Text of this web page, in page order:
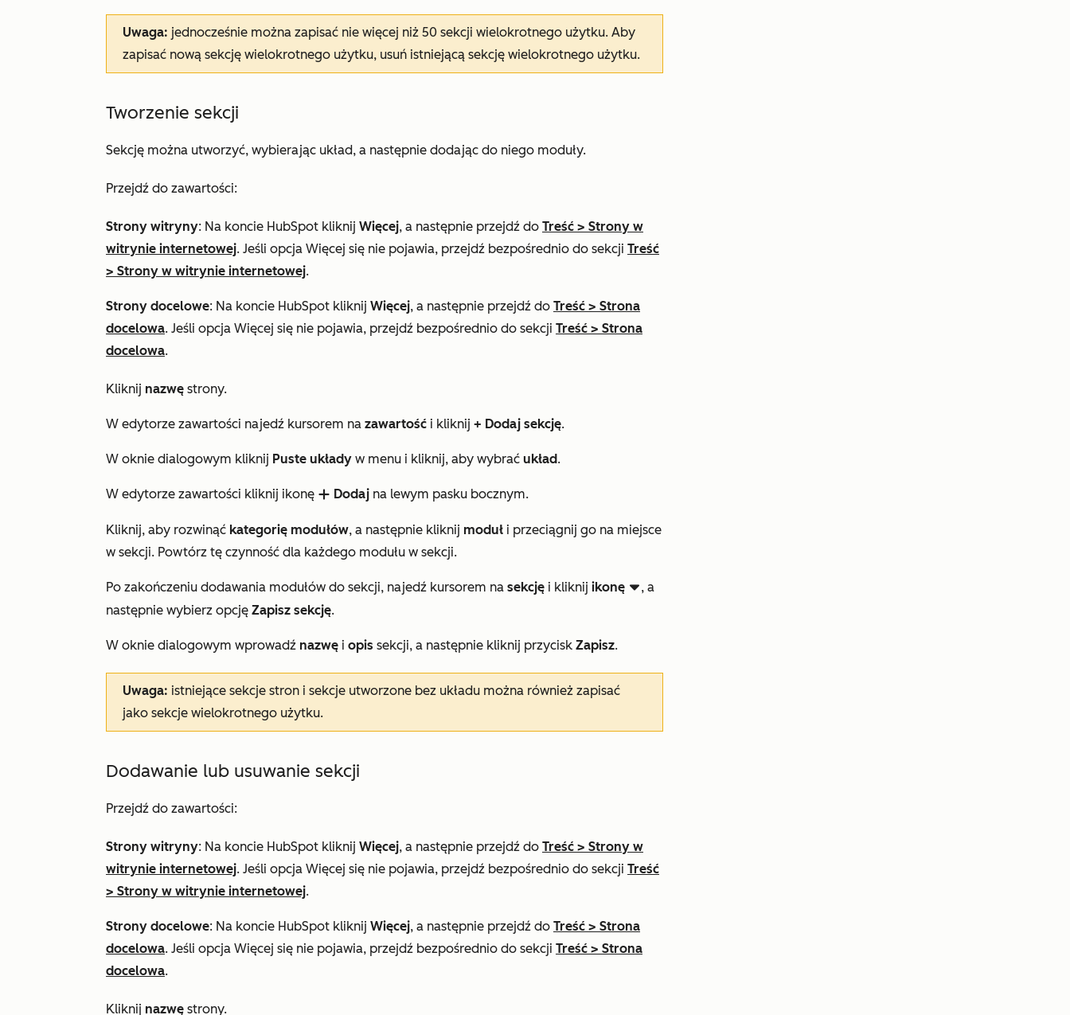
Uwaga: jednocześnie można zapisać nie więcej niż 50 sekcji wielokrotnego użytku. Aby
zapisać nową sekcję wielokrotnego użytku, usuń istniejącą sekcję wielokrotnego użytku.
Tworzenie sekcji
Sekcję można utworzyć, wybierając układ, a następnie dodając do niego moduły.
Przejdź do zawartości:
Strony witryny: Na koncie HubSpot kliknij Więcej, a następnie przejdź do Treść > Strony w
witrynie internetowej. Jeśli opcja Więcej się nie pojawia, przejdź bezpośrednio do sekcji Treść
> Strony w witrynie internetowej.
Strony docelowe: Na koncie HubSpot kliknij Więcej, a następnie przejdź do Treść > Strona
docelowa. Jeśli opcja Więcej się nie pojawia, przejdź bezpośrednio do sekcji Treść > Strona
docelowa.
Kliknij nazwę strony.
W edytorze zawartości najedź kursorem na zawartość i kliknij + Dodaj sekcję.
W oknie dialogowym kliknij Puste układy w menu i kliknij, aby wybrać układ.
W edytorze zawartości kliknij ikonę add Dodaj na lewym pasku bocznym.
Kliknij, aby rozwinąć kategorię modułów, a następnie kliknij moduł i przeciągnij go na miejsce
w sekcji. Powtórz tę czynność dla każdego modułu w sekcji.
Po zakończeniu dodawania modułów do sekcji, najedź kursorem na sekcję i kliknij ikonę downCarat, a
następnie wybierz opcję Zapisz sekcję.
W oknie dialogowym wprowadź nazwę i opis sekcji, a następnie kliknij przycisk Zapisz.
Uwaga: istniejące sekcje stron i sekcje utworzone bez układu można również zapisać
jako sekcje wielokrotnego użytku.
Dodawanie lub usuwanie sekcji
Przejdź do zawartości:
Strony witryny: Na koncie HubSpot kliknij Więcej, a następnie przejdź do Treść > Strony w
witrynie internetowej. Jeśli opcja Więcej się nie pojawia, przejdź bezpośrednio do sekcji Treść
> Strony w witrynie internetowej.
Strony docelowe: Na koncie HubSpot kliknij Więcej, a następnie przejdź do Treść > Strona
docelowa. Jeśli opcja Więcej się nie pojawia, przejdź bezpośrednio do sekcji Treść > Strona
docelowa.
Kliknij nazwę strony.